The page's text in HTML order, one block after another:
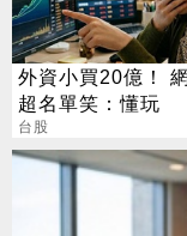
外資小買20億！
超名單笑：懂玩
台股